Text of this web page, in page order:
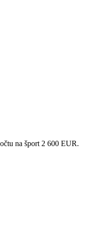
na šport 2 600 EUR.